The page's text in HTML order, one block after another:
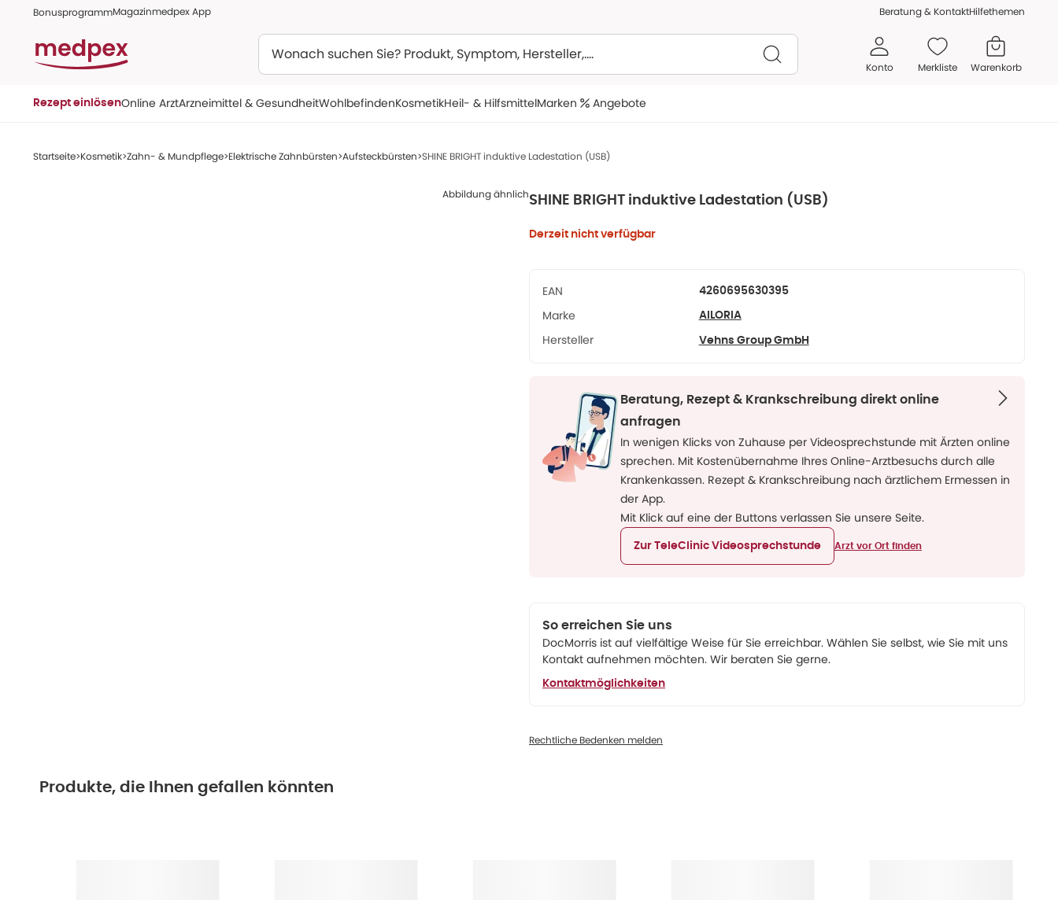
BonusprogrammMagazinmedpex App Beratung & KontaktHilfethemen
Konto Merkliste Warenkorb
Rezept einlösenOnline ArztArzneimittel & GesundheitWohlbefindenKosmetikHeil- & HilfsmittelMarken Angebote
Startseite Kosmetik Zahn- & Mundpflege Elektrische Zahnbürsten Aufsteckbürsten SHINE BRIGHT induktive Ladestation (USB)
Abbildung ähnlichSHINE BRIGHT induktive Ladestation (USB)
Derzeit nicht verfügbar
EAN 4260695630395
Marke AILORIA
Hersteller Vehns Group GmbH
Beratung, Rezept & Krankschreibung direkt online
anfragen
In wenigen Klicks von Zuhause per Videosprechstunde mit Ärzten online
sprechen. Mit Kostenübernahme Ihres Online-Arztbesuchs durch alle
Krankenkassen. Rezept & Krankschreibung nach ärztlichem Ermessen in
der App.
Mit Klick auf eine der Buttons verlassen Sie unsere Seite.
Zur TeleClinic Videosprechstunde Arzt vor Ort finden
So erreichen Sie uns
DocMorris ist auf vielfältige Weise für Sie erreichbar. Wählen Sie selbst, wie Sie mit uns
Kontakt aufnehmen möchten. Wir beraten Sie gerne.
Kontaktmöglichkeiten
Rechtliche Bedenken melden
Produkte, die Ihnen gefallen könnten